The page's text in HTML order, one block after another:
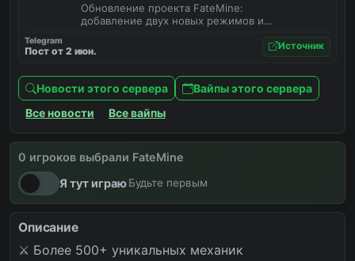
Обновление проекта FateMine:
добавление двух новых режимов и
Telegram
Пост от 2 июн. Источник
Новости этого сервера
Вайпы этого сервера
Все новости
Все вайпы
0 игроков выбрали FateMine
Я тут играюБудьте первым
вайпы новости снова онлайн
Описание
⚔️ Более 500+ уникальных механик